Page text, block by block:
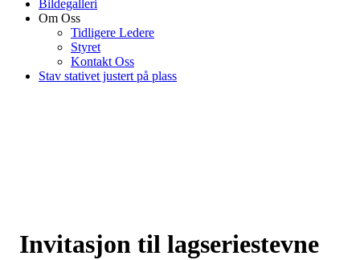
Bildegalleri
Om Oss
Tidligere Ledere
Styret
Kontakt Oss
Stav stativet justert på plass
Invitasjon til lagseriestevne